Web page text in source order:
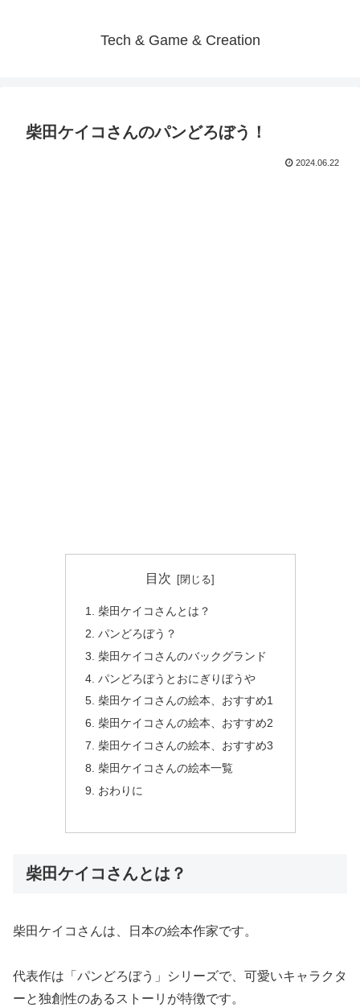
Tech & Game & Creation
柴田ケイコさんのパンどろぼう！
2024.06.22
目次
柴田ケイコさんとは？
パンどろぼう？
柴田ケイコさんのバックグランド
パンどろぼうとおにぎりぼうや
柴田ケイコさんの絵本、おすすめ1
柴田ケイコさんの絵本、おすすめ2
柴田ケイコさんの絵本、おすすめ3
柴田ケイコさんの絵本一覧
おわりに
柴田ケイコさんとは？
柴田ケイコさんは、日本の絵本作家です。
代表作は「パンどろぼう」シリーズで、可愛いキャラクタ
ーと独創性のあるストーリが特徴です。